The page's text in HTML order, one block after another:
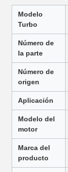
Modelo
Turbo
Número de
la parte
Número de
origen
Aplicación
Modelo del
motor
Marca del
producto